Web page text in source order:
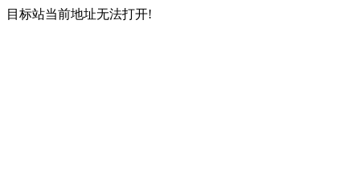
目标站当前地址无法打开!